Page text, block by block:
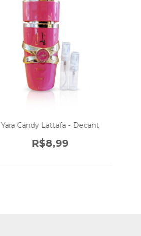
Yara Candy Lattafa - Decant
R$8,99